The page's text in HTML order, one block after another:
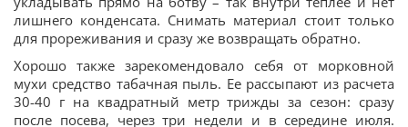
лишнего конденсата. Снимать материал стоит только
для прореживания и сразу же возвращать обратно.
Хорошо также зарекомендовало себя от морковной
мухи средство табачная пыль. Ее рассыпают из расчета
30-40 г на квадратный метр трижды за сезон: сразу
после посева, через три недели и в середине июля.